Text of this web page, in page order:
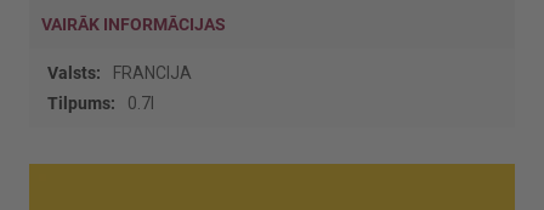
VAIRĀK INFORMĀCIJAS
Vairāk
informācijas
FRANCIJA
0.7l